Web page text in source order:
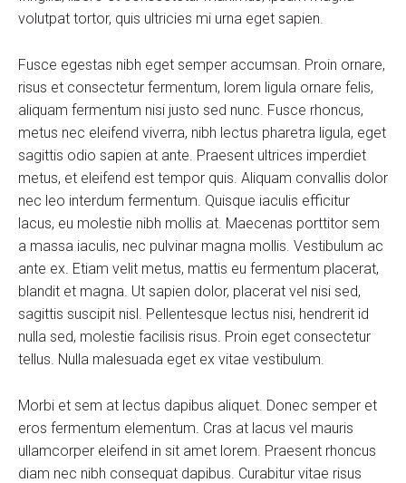
volutpat tortor, quis ultricies mi urna eget sapien.
Fusce egestas nibh eget semper accumsan. Proin ornare,
risus et consectetur fermentum, lorem ligula ornare felis,
aliquam fermentum nisi justo sed nunc. Fusce rhoncus,
metus nec eleifend viverra, nibh lectus pharetra ligula, eget
sagittis odio sapien at ante. Praesent ultrices imperdiet
metus, et eleifend est tempor quis. Aliquam convallis dolor
nec leo interdum fermentum. Quisque iaculis efficitur
lacus, eu molestie nibh mollis at. Maecenas porttitor sem
a massa iaculis, nec pulvinar magna mollis. Vestibulum ac
ante ex. Etiam velit metus, mattis eu fermentum placerat,
blandit et magna. Ut sapien dolor, placerat vel nisi sed,
sagittis suscipit nisl. Pellentesque lectus nisi, hendrerit id
nulla sed, molestie facilisis risus. Proin eget consectetur
tellus. Nulla malesuada eget ex vitae vestibulum.
Morbi et sem at lectus dapibus aliquet. Donec semper et
eros fermentum elementum. Cras at lacus vel mauris
ullamcorper eleifend in sit amet lorem. Praesent rhoncus
diam nec nibh consequat dapibus. Curabitur vitae risus